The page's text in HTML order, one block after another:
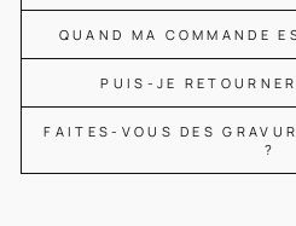
QUAND MA COMMANDE
PUIS-JE
FAITES-VOUS DES
?